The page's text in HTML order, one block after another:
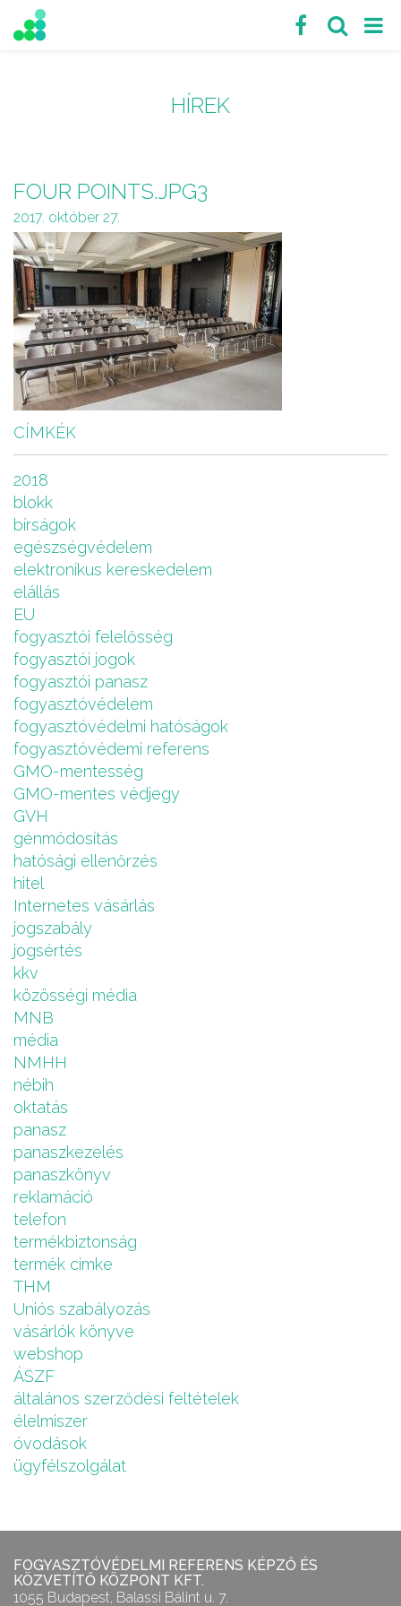
HÍREK
FOUR POINTS.JPG3
2017. október 27.
CÍMKÉK
2018
blokk
bírságok
egészségvédelem
elektronikus kereskedelem
elállás
EU
fogyasztói felelősség
fogyasztói jogok
fogyasztói panasz
fogyasztóvédelem
fogyasztóvédelmi hatóságok
fogyasztóvédemi referens
GMO-mentesség
GMO-mentes védjegy
GVH
génmódosítás
hatósági ellenőrzés
hitel
Internetes vásárlás
jogszabály
jogsértés
kkv
közösségi média
MNB
média
NMHH
nébih
oktatás
panasz
panaszkezelés
panaszkönyv
reklamáció
telefon
termékbiztonság
termék cimke
THM
Uniós szabályozás
vásárlók könyve
webshop
ÁSZF
általános szerződési feltételek
élelmiszer
óvodások
ügyfélszolgálat
FOGYASZTÓVÉDELMI REFERENS KÉPZŐ ÉS
KÖZVETÍTŐ KÖZPONT KFT.
1055 Budapest, Balassi Bálint u. 7.